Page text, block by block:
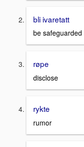
bli ivaretatt
be safeguarded
røpe
disclose
rykte
rumor